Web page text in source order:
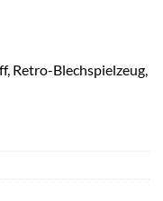
Retro-Blechspielzeug,